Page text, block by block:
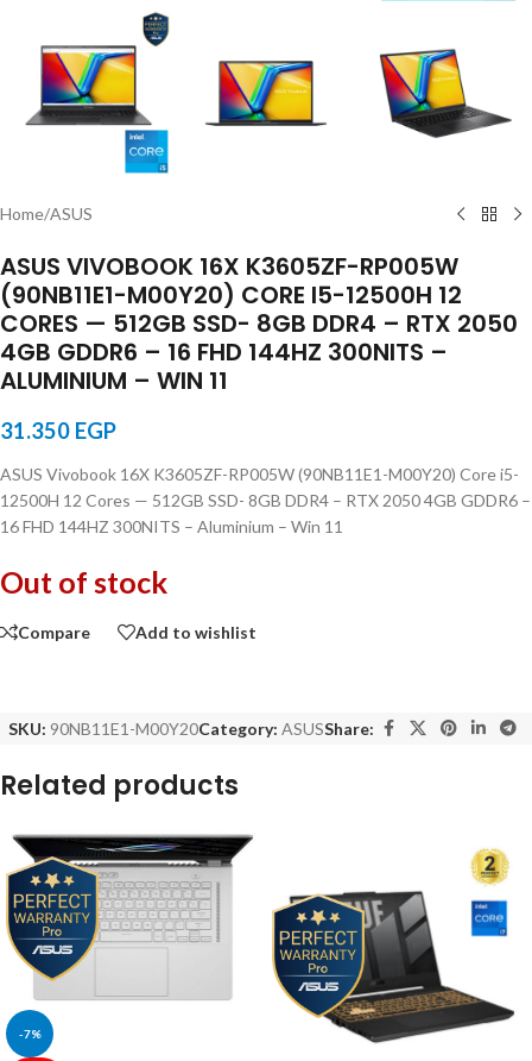
Home/ASUS
ASUS VIVOBOOK 16X K3605ZF-RP005W
(90NB11E1-M00Y20) CORE I5-12500H 12
CORES — 512GB SSD- 8GB DDR4 – RTX 2050
4GB GDDR6 – 16 FHD 144HZ 300NITS –
ALUMINIUM – WIN 11
31.350 EGP
ASUS Vivobook 16X K3605ZF-RP005W (90NB11E1-M00Y20) Core i5-
12500H 12 Cores — 512GB SSD- 8GB DDR4 – RTX 2050 4GB GDDR6 –
16 FHD 144HZ 300NITS – Aluminium – Win 11
Out of stock
Compare Add to wishlist
SKU: 90NB11E1-M00Y20Category: ASUSShare:
Related products
-7%